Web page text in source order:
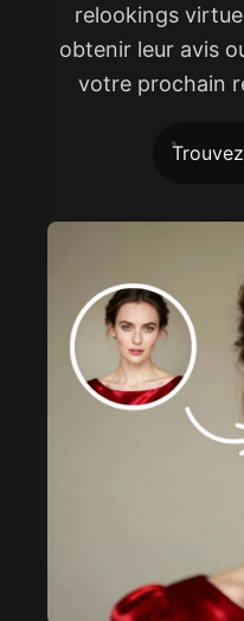
relookings
obtenir leur avis
votre prochain